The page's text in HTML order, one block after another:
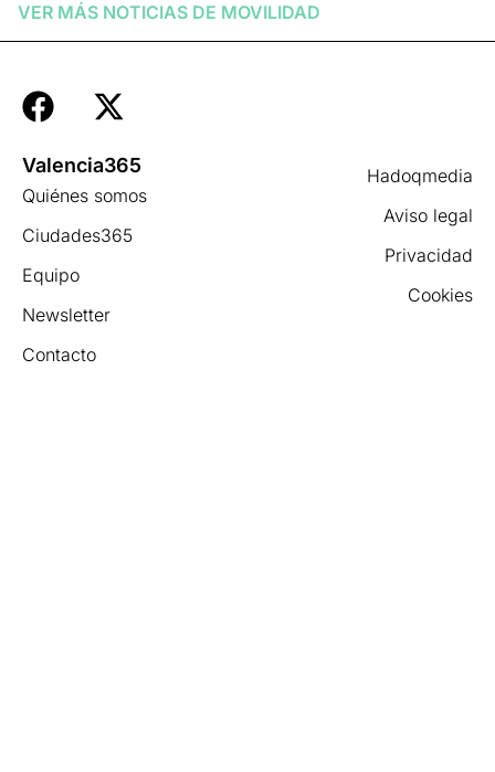
VER MÁS NOTICIAS DE MOVILIDAD
Hadoqmedia
Aviso legal
Privacidad
Cookies
Valencia365
Quiénes somos
Ciudades365
Equipo
Newsletter
Contacto